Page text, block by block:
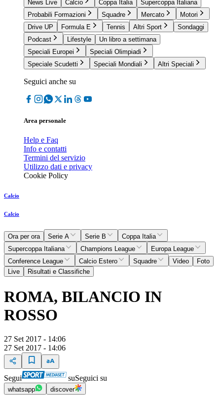
News Live
Calcio Coppa Italia
Supercoppa Italiana
Probabili Formazioni
Squadre Mercato
Motori
Drive UP
Formula E Tennis Altri Sport
Sondaggi
Podcast
Lifestyle
Un libro a settimana
Speciali Europei
Speciali Olimpiadi
Speciale Scudetti
Speciali Mondiali Altri Speciali
Seguici anche su
Area personale
Help e Faq
Info e contatti
Termini del servizio
Utilizzo dati e privacy
Cookie Policy
Calcio
Calcio
Ora per ora Serie A Serie B
Coppa Italia
Supercoppa Italiana
Champions League
Europa League
Conference League
Calcio Estero Squadre Video
Foto
Live
Risultati e Classifiche
ROMA, BILANCIO IN
ROSSO
27 Set 2017 - 14:06
27 Set 2017 - 14:06
Segui suSeguici su
whatsapp discover